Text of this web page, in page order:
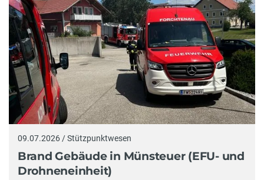
09.07.2026 / Stützpunktwesen
Brand Gebäude in Münsteuer (EFU- und
Drohneneinheit)